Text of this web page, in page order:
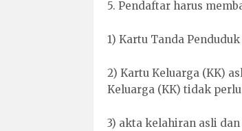
5. Pendaftar harus
1) Kartu Tanda
2) Kartu Keluarga (KK)
Keluarga (KK) tidak
3) akta kelahiran asli